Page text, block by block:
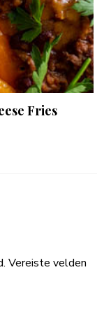
Fries
Vereiste velden